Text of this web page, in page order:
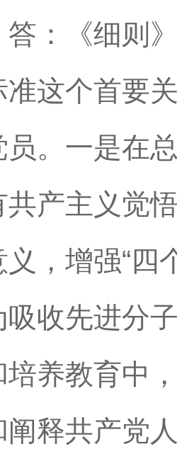
《细则》
准这个首要
员。一是在
共产主义觉
，增强“四
吸收先进分
培养教育中
阐释共产党